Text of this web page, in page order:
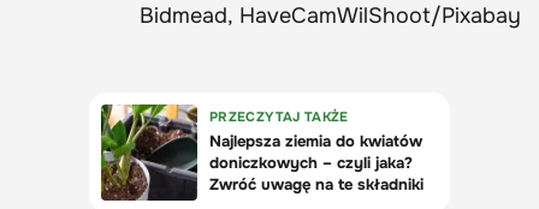
Bidmead, HaveCamWilShoot/Pixabay